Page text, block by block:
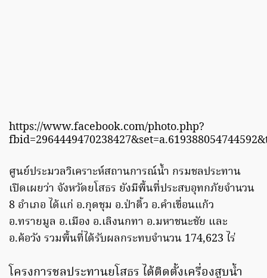
https://www.facebook.com/photo.php?
ศูนย์ประมวลวิเคราะห์สถานการณ์น้ำ กรมชลประทาน
เปิดเผยว่า จังหวัดยโสธร ยังมีพื้นที่ประสบอุทกภัยจํานวน
8 อําเภอ ได้แก่ อ.กุดชุม อ.ป่าติ้ว อ.คำเขื่อนแก้ว
อ.ทรายมูล อ.เมือง อ.เลิงนกทา อ.มหาชนะชัย และ
อ.ค้อวัง รวมพื้นที่ได้รับผลกระทบจํานวน 174,623 ไร่
โครงการชลประทานยโสธร ได้ติดตั้งเครื่องสูบน้ำ